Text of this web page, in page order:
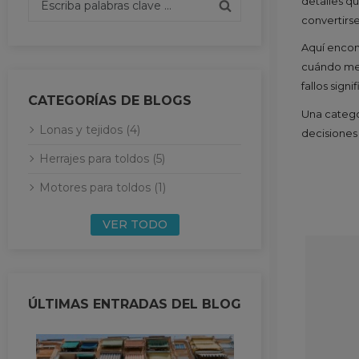
CATEGORÍAS DE BLOGS
Lonas y tejidos (4)
Herrajes para toldos (5)
Motores para toldos (1)
VER TODO
ÚLTIMAS ENTRADAS DEL BLOG
Aquí
cuándo
fallos
Una